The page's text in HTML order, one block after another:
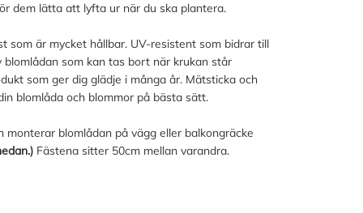
dem lätta att lyfta ur när du ska plantera.
som är mycket hållbar. UV-resistent som bidrar till
som kan tas bort när krukan står
som ger dig glädje i många år. Mätsticka och
blomlåda och blommor på bästa sätt.
blomlådan på vägg eller balkongräcke
Fästena sitter 50cm mellan varandra.